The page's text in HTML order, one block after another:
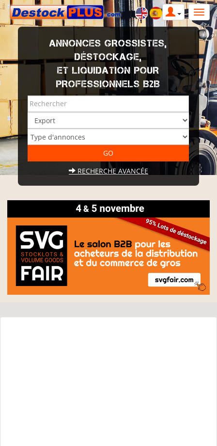
ANNONCES GROSSISTES,
DÉSTOCKAGE,
ET LIQUIDATION POUR
PROFESSIONNELS B2B
RECHERCHE AVANCÉE